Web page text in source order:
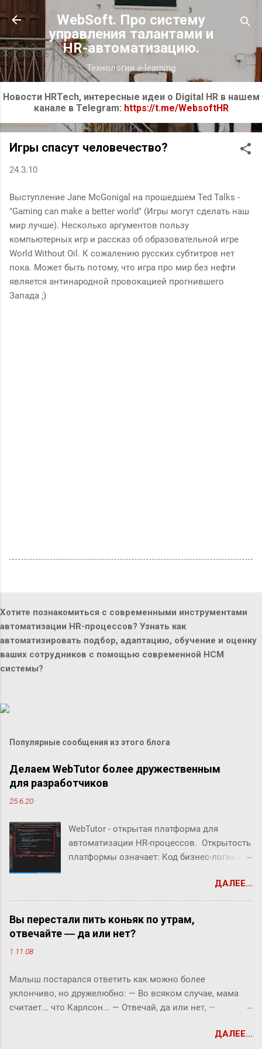
К основному контенту
WebSoft. Про систему
управления талантами и
HR-автоматизацию.
Технологии e-learning
Новости HRTech, интересные идеи о Digital HR в нашем
канале в Telegram: https://t.me/WebsoftHR
Игры спасут человечество?
24.3.10
Выступление Jane McGonigal на прошедшем Ted Talks -
"Gaming can make a better world" (Игры могут сделать наш
мир лучше). Несколько аргументов пользу
компьютерных игр и рассказ об образовательной игре
World Without Oil. К сожалению русских субтитров нет
пока. Может быть потому, что игра про мир без нефти
является антинародной провокацией прогнившего
Запада ;)
Хотите познакомиться с современными инструментами
автоматизации HR-процессов? Узнать как
автоматизировать подбор, адаптацию, обучение и оценку
ваших сотрудников с помощью современной HCM
системы?
Популярные сообщения из этого блога
Делаем WebTutor более дружественным
для разработчиков
25.6.20
WebTutor - открытая платформа для
автоматизации HR-процессов. Открытость
платформы означает: Код бизнес-логики
собственный код Можно заменять/
дополнять/расширять бизнес-логику
инструменты автоматизации HR-
процессов, оставаясь в рамках
получать техническую поддержку вендора.
В системе можно дорабатывать и
разрабатывать "с нуля": Шаблоны
ДАЛЕЕ...
Вы перестали пить коньяк по утрам,
отвечайте ― да или нет?
1.11.08
Малыш постарался ответить как можно более
уклончиво, но дружелюбно: ― Во всяком случае, мама
считает... что Карлсон... ― Отвечай, да или нет, ―
Карлсон должен у нас обедать? ― Во всяком случае, она
ДАЛЕЕ...